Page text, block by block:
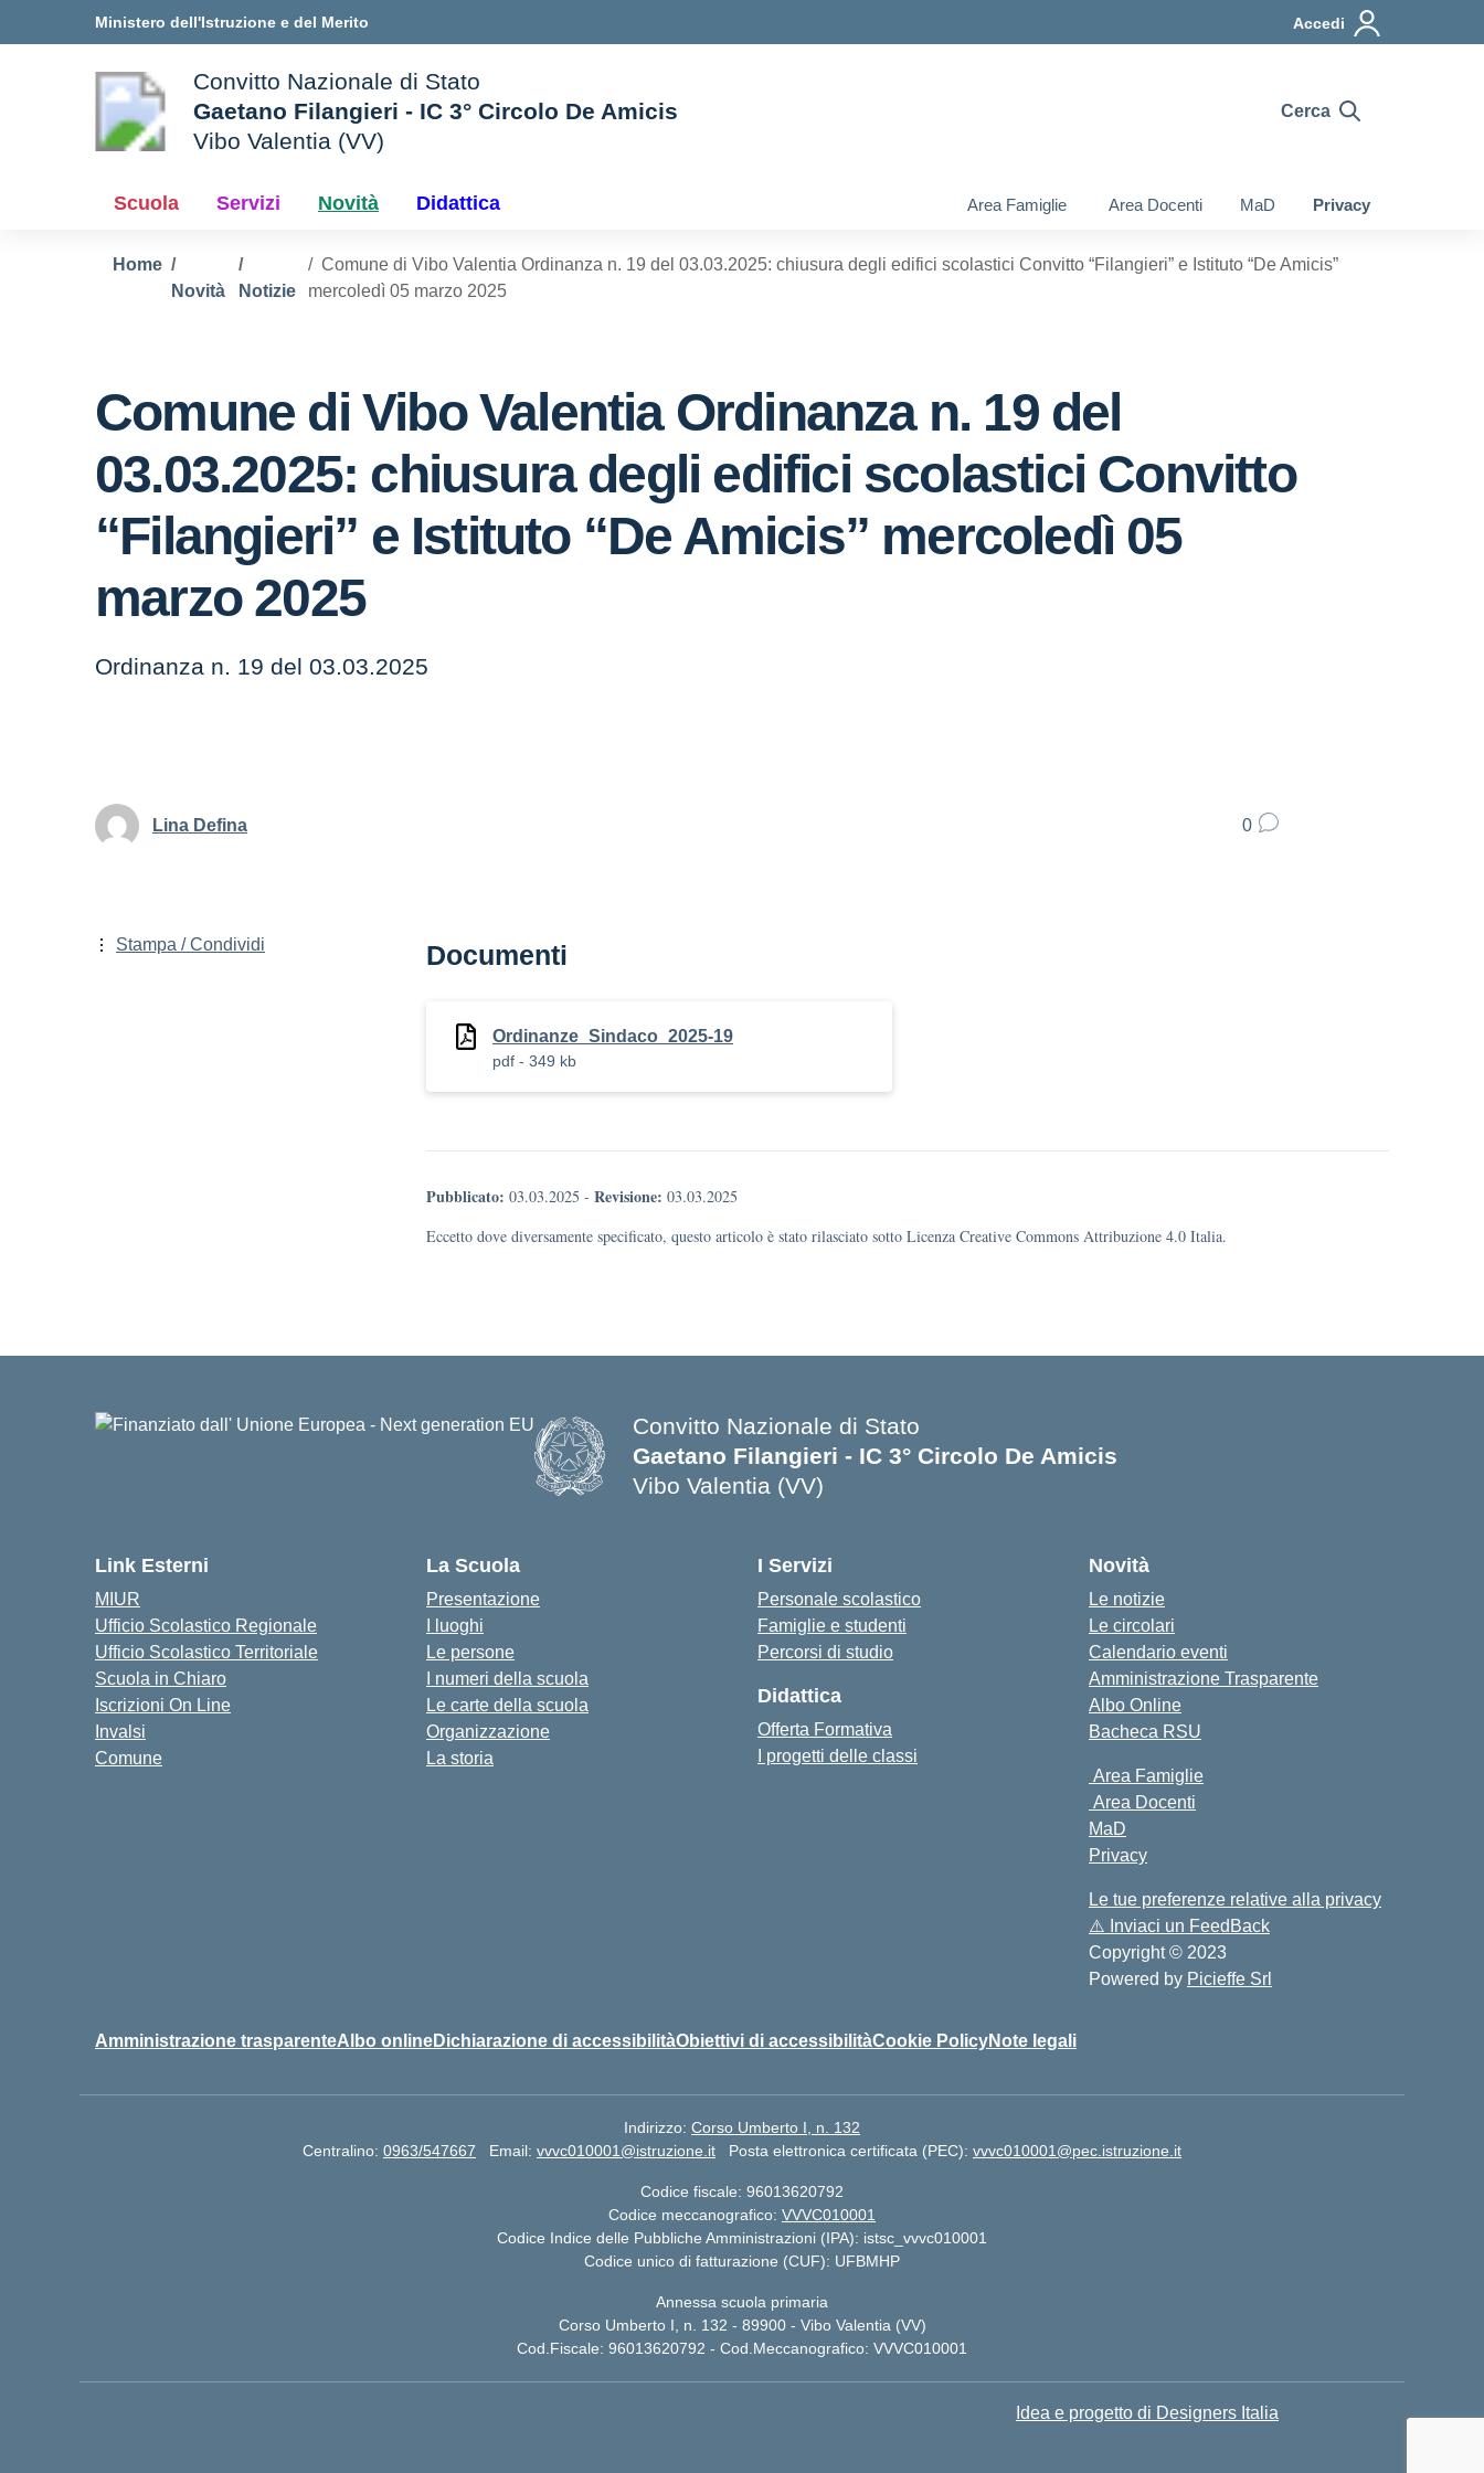
Ministero dell'Istruzione e del Merito Accedi
scuola
Convitto Nazionale di Stato
Gaetano Filangieri - IC 3° Circolo De Amicis
Vibo Valentia (VV)
Cerca
Scuola Servizi Novità Didattica Area Famiglie Area Docenti MaD Privacy
Home
Novità
Notizie
Comune di Vibo Valentia Ordinanza n. 19 del 03.03.2025: chiusura degli edifici scolastici Convitto “Filangieri” e Istituto “De Amicis”
mercoledì 05 marzo 2025
Comune di Vibo Valentia Ordinanza n. 19 del
03.03.2025: chiusura degli edifici scolastici Convitto
“Filangieri” e Istituto “De Amicis” mercoledì 05
marzo 2025
Ordinanza n. 19 del 03.03.2025
Lina Defina 0
Documenti
Ordinanze_Sindaco_2025-19
pdf - 349 kb
Pubblicato: 03.03.2025 - Revisione: 03.03.2025
Eccetto dove diversamente specificato, questo articolo è stato rilasciato sotto Licenza Creative Commons Attribuzione 4.0 Italia.
Stampa / Condividi
Convitto Nazionale di Stato
Gaetano Filangieri - IC 3° Circolo De Amicis
Vibo Valentia (VV)
Link Esterni
MIUR
Ufficio Scolastico Regionale
Ufficio Scolastico Territoriale
Scuola in Chiaro
Iscrizioni On Line
Invalsi
Comune
La Scuola
Presentazione
I luoghi
Le persone
I numeri della scuola
Le carte della scuola
Organizzazione
La storia
I Servizi
Personale scolastico
Famiglie e studenti
Percorsi di studio
Didattica
Offerta Formativa
I progetti delle classi
Novità
Le notizie
Le circolari
Calendario eventi
Amministrazione Trasparente
Albo Online
Bacheca RSU
Area Famiglie
Area Docenti
MaD
Privacy
Le tue preferenze relative alla privacy
⚠️ Inviaci un FeedBack
Copyright © 2023
Powered by Picieffe Srl
Amministrazione trasparenteAlbo onlineDichiarazione di accessibilitàObiettivi di accessibilitàCookie PolicyNote legali
Indirizzo: Corso Umberto I, n. 132
Centralino: 0963/547667 Email: vvvc010001@istruzione.it Posta elettronica certificata (PEC): vvvc010001@pec.istruzione.it
Codice fiscale: 96013620792
Codice meccanografico: VVVC010001
Codice Indice delle Pubbliche Amministrazioni (IPA): istsc_vvvc010001
Codice unico di fatturazione (CUF): UFBMHP
Annessa scuola primaria
Corso Umberto I, n. 132 - 89900 - Vibo Valentia (VV)
Cod.Fiscale: 96013620792 - Cod.Meccanografico: VVVC010001
Idea e progetto di Designers Italia